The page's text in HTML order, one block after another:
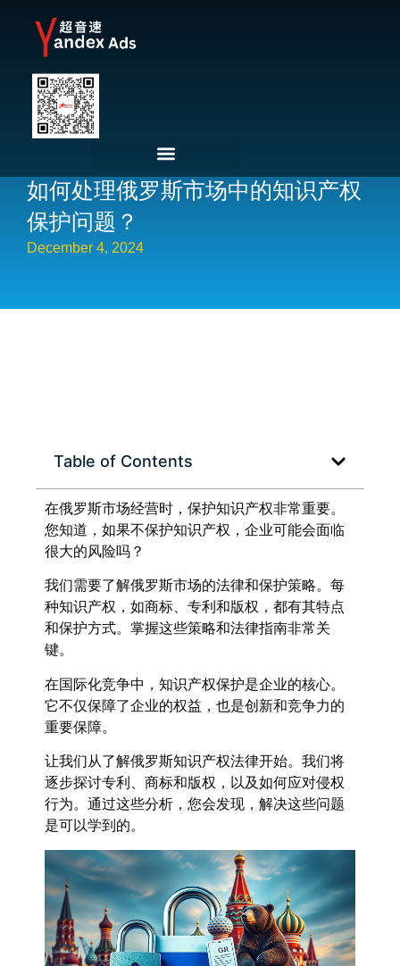
如何处理俄罗斯市场中的知识产权
保护问题？
December 4, 2024
Table of Contents
在俄罗斯市场经营时，保护知识产权非常重要。
您知道，如果不保护知识产权，企业可能会面临
很大的风险吗？
我们需要了解俄罗斯市场的法律和保护策略。每
种知识产权，如商标、专利和版权，都有其特点
和保护方式。掌握这些策略和法律指南非常关
键。
在国际化竞争中，知识产权保护是企业的核心。
它不仅保障了企业的权益，也是创新和竞争力的
重要保障。
让我们从了解俄罗斯知识产权法律开始。我们将
逐步探讨专利、商标和版权，以及如何应对侵权
行为。通过这些分析，您会发现，解决这些问题
是可以学到的。